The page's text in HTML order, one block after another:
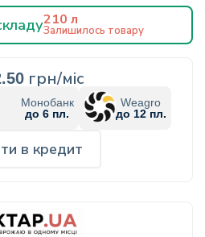
210 л
Залишилось товару
грн/міс
Монобанк
до 6 пл.
Weagro
до 12 пл.
в кредит